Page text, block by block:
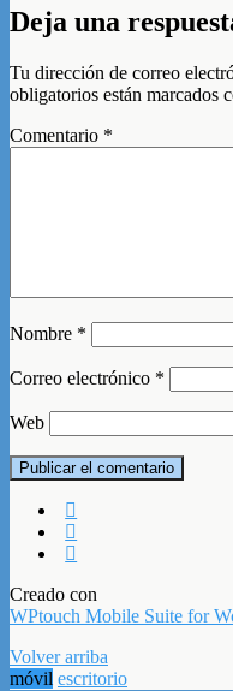
Deja una
Tu dirección de correo
obligatorios están marcados
Comentario *
Nombre *
Correo electrónico *
Web
Creado con
WPtouch Mobile Suite for
Volver arriba
móvil escritorio